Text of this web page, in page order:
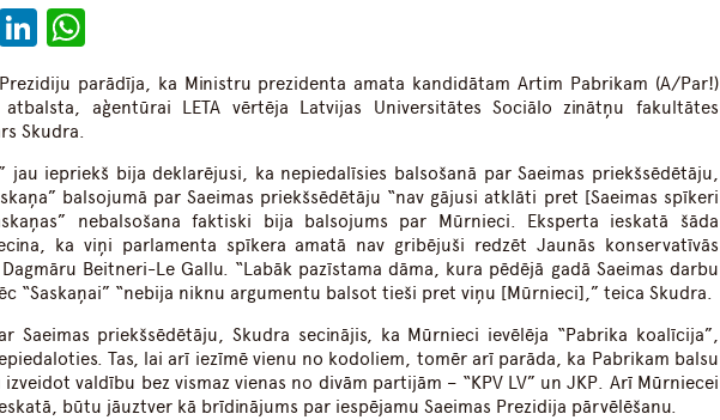
EmailLinkedIn
parādīja, ka Ministru prezidenta amata kandidātam Artim Pabrikam (A/Par!)
aģentūrai LETA vērtēja Latvijas Universitātes Sociālo zinātņu fakultātes
Skudra.
jau iepriekš bija deklarējusi, ka nepiedalīsies balsošanā par Saeimas priekšsēdētāju,
balsojumā par Saeimas priekšsēdētāju “nav gājusi atklāti pret [Saeimas spīkeri
nebalsošana faktiski bija balsojums par Mūrnieci. Eksperta ieskatā šāda
ka viņi parlamenta spīkera amatā nav gribējuši redzēt Jaunās konservatīvās
Beitneri-Le Gallu. “Labāk pazīstama dāma, kura pēdējā gadā Saeimas darbu
“Saskaņai” “nebija niknu argumentu balsot tieši pret viņu [Mūrnieci],” teica Skudra.
Saeimas priekšsēdētāju, Skudra secinājis, ka Mūrnieci ievēlēja “Pabrika koalīcija”,
Tas, lai arī iezīmē vienu no kodoliem, tomēr arī parāda, ka Pabrikam balsu
valdību bez vismaz vienas no divām partijām – “KPV LV” un JKP. Arī Mūrniecei
būtu jāuztver kā brīdinājums par iespējamu Saeimas Prezidija pārvēlēšanu.